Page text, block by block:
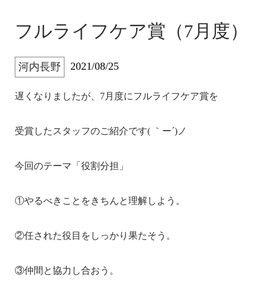
フルライフケア賞（7月度）
河内長野 2021/08/25
遅くなりましたが、7月度にフルライフケア賞を
受賞したスタッフのご紹介です( ｀ー´)ノ
今回のテーマ「役割分担」
①やるべきことをきちんと理解しよう。
②任された役目をしっかり果たそう。
③仲間と協力し合おう。